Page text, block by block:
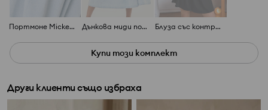
Портмоне Mickey Mouse Дънкова миди пола Блуза със контрастиращи краища
Купи този комплект
Други клиенти също избраха